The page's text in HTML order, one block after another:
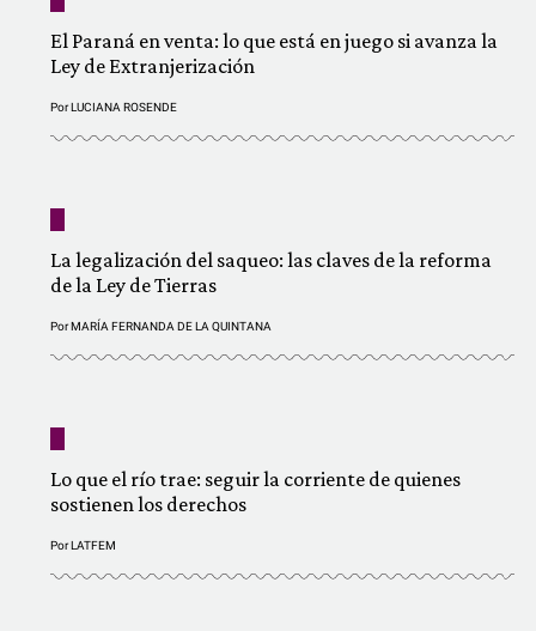
El Paraná en venta: lo que está en juego si avanza la
Ley de Extranjerización
PorLUCIANA ROSENDE
La legalización del saqueo: las claves de la reforma
de la Ley de Tierras
PorMARÍA FERNANDA DE LA QUINTANA
Lo que el río trae: seguir la corriente de quienes
sostienen los derechos
PorLATFEM